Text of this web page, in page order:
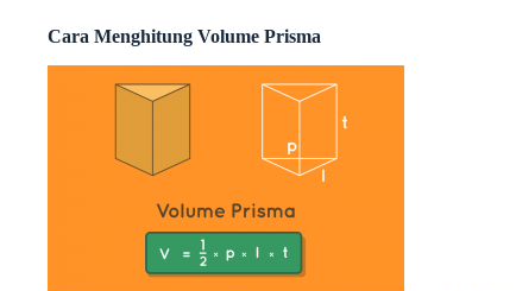
Cara Menghitung Volume Prisma